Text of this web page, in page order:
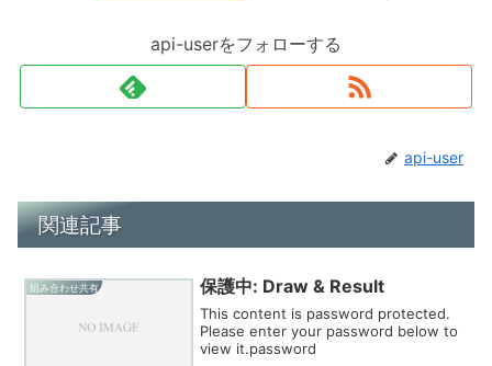
api-userをフォローする
api-user
関連記事
組み合わせ共有 保護中: Draw & Result
This content is password protected.
Please enter your password below to
view it.password